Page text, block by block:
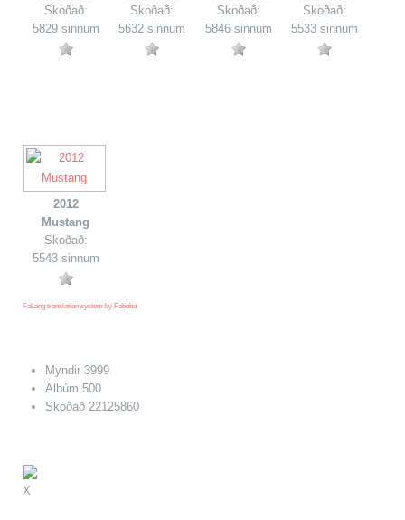
Skoðað:
5829 sinnum
Skoðað:
5632 sinnum
Skoðað:
5846 sinnum
Skoðað:
5533 sinnum
2012
Mustang
Skoðað:
5543 sinnum
FaLang translation system by Faboba
Myndir 3999
Albúm 500
Skoðað 22125860
X